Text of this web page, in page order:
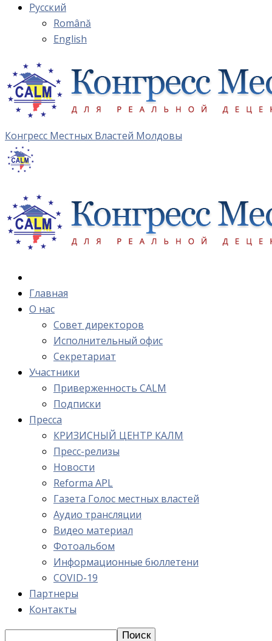
Русский
Română
English
Конгресс Местных Властей Молдовы
Главная
О нас
Cовет директоров
Исполнительный офис
Cекретариат
Участники
Приверженность CALM
Подписки
Пресса
КРИЗИСНЫЙ ЦЕНТР КАЛМ
Пресс-релизы
Новости
Reforma APL
Газета Голос местных властей
Аудио трансляции
Видео материал
Фотоальбом
Информационные бюллетени
COVID-19
Партнеры
Контакты